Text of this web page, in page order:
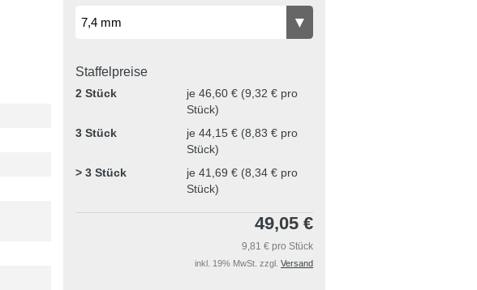
Staffelpreise
2 Stück
je 46,60 € (9,32 € pro
Stück)
3 Stück
je 44,15 € (8,83 € pro
Stück)
> 3 Stück
je 41,69 € (8,34 € pro
Stück)
49,05 €
9,81 € pro Stück
inkl. 19% MwSt. zzgl. Versand